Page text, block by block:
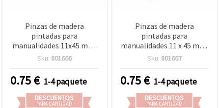
Pinzas de madera
pintadas para
manualidades 11x45 mm,
colores surtidos, 5 piezas
Sku: 801666
0.75€ 1-4 paquete
DESCUENTOS
PARA CANTIDAD
Pinzas de madera
pintadas para
manualidades 11 x 45 mm,
5 uds, colores surtidos
Sku: 801667
0.75€ 1-4 paquete
DESCUENTOS
PARA CANTIDAD